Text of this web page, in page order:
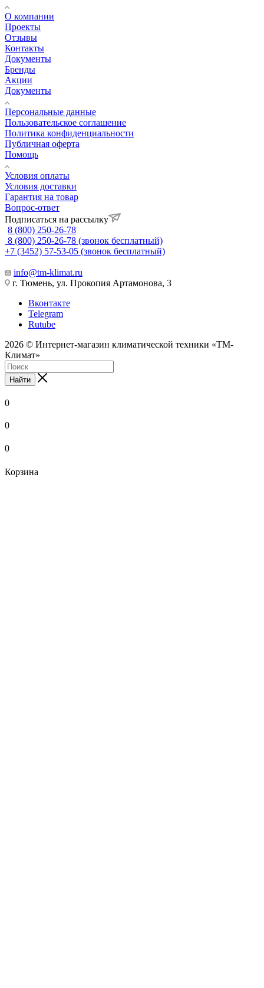
О компании
Проекты
Отзывы
Контакты
Документы
Бренды
Акции
Документы
Персональные данные
Пользовательское соглашение
Политика конфиденциальности
Публичная оферта
Помощь
Условия оплаты
Условия доставки
Гарантия на товар
Вопрос-ответ
Подписаться на рассылку
8 (800) 250-26-78
8 (800) 250-26-78 (звонок бесплатный)
+7 (3452) 57-53-05 (звонок бесплатный)
info@tm-klimat.ru
г. Тюмень, ул. Прокопия Артамонова, 3
Вконтакте
Telegram
Rutube
2026 © Интернет-магазин климатической техники «ТМ-
Климат»
Найти
0
0
0
Корзина